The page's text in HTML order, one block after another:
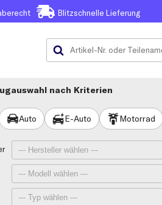
Blitzschnelle Lieferung
nach Kriterien
Auto E-Auto Motorrad